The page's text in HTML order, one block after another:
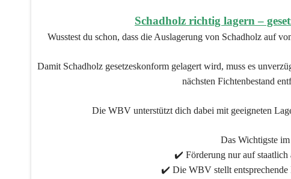
Schadholz richtig lagern –
Wusstest du schon, dass die Auslagerung von Schadholz auf
Damit Schadholz gesetzeskonform gelagert wird, muss es
nächsten Fichtenbestand
Die WBV unterstützt dich dabei mit geeigneten
Das Wichtigste
✔️ Förderung nur auf staatlich
✔️ Die WBV stellt entsprechende